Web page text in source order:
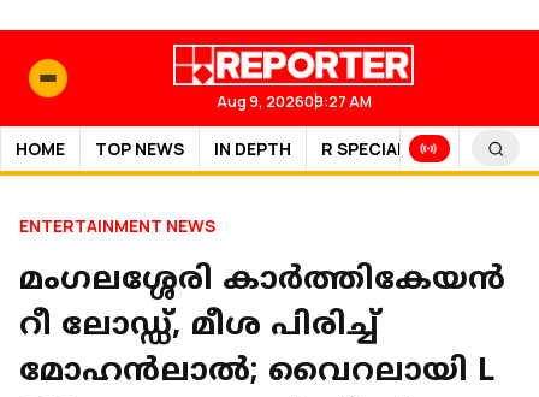
Aug 9, 202609:27 AM
HOME TOP NEWS IN DEPTH R SPECIAL SPORTS
ENTERTAINMENT NEWS
മംഗലശ്ശേരി കാർത്തികേയൻ
റീ ലോഡ്ഡ്, മീശ പിരിച്ച്
മോഹൻലാൽ; വൈറലായി L